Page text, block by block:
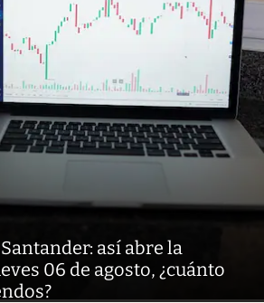
así abre la
06 de agosto, ¿cuánto